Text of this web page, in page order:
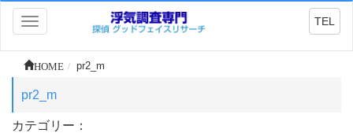
Toggle
navigation
TEL
HOME pr2_m
pr2_m
カテゴリー：